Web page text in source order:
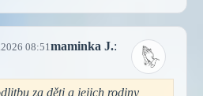
08:51 maminka J.:
za děti a jejich rodiny,